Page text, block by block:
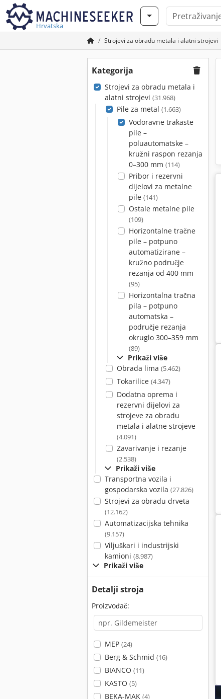
Hrvatska
Strojevi za obradu metala i alatni strojevi
Kategorija
Strojevi za obradu metala i
alatni strojevi (31.968)
Pile za metal (1.663)
Vodoravne trakaste
pile –
poluautomatske –
kružni raspon rezanja
0–300 mm (114)
Pribor i rezervni
dijelovi za metalne
pile (141)
Ostale metalne pile
(109)
Horizontalne tračne
pile – potpuno
automatizirane –
kružno područje
rezanja od 400 mm
(95)
Horizontalna tračna
pila – potpuno
automatska –
područje rezanja
okruglo 300–359 mm
(89)
Prikaži više
Obrada lima (5.462)
Tokarilice (4.347)
Dodatna oprema i
rezervni dijelovi za
strojeve za obradu
metala i alatne strojeve
(4.091)
Zavarivanje i rezanje
(2.538)
Prikaži više
Transportna vozila i
gospodarska vozila (27.826)
Strojevi za obradu drveta
(12.162)
Automatizacijska tehnika
(9.157)
Viljuškari i industrijski
kamioni (8.987)
Prikaži više
Detalji stroja
Proizvođač:
MEP (24)
Berg & Schmid (16)
BIANCO (11)
KASTO (5)
BEKA-MAK (4)